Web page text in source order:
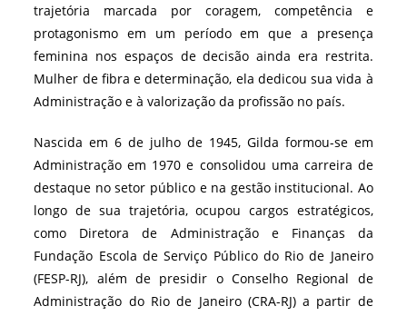
trajetória marcada por coragem, competência e
protagonismo em um período em que a presença
feminina nos espaços de decisão ainda era restrita.
Mulher de fibra e determinação, ela dedicou sua vida à
Administração e à valorização da profissão no país.
Nascida em 6 de julho de 1945, Gilda formou-se em
Administração em 1970 e consolidou uma carreira de
destaque no setor público e na gestão institucional. Ao
longo de sua trajetória, ocupou cargos estratégicos,
como Diretora de Administração e Finanças da
Fundação Escola de Serviço Público do Rio de Janeiro
(FESP-RJ), além de presidir o Conselho Regional de
Administração do Rio de Janeiro (CRA-RJ) a partir de